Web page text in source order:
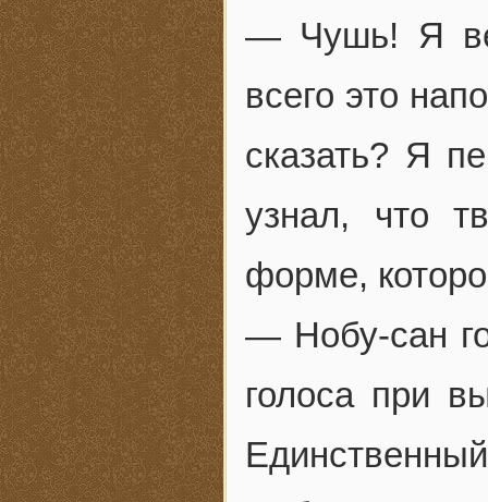
— Чушь! Я
всего это
сказать? Я
узнал, что
форме,
— Нобу-сан
голоса при